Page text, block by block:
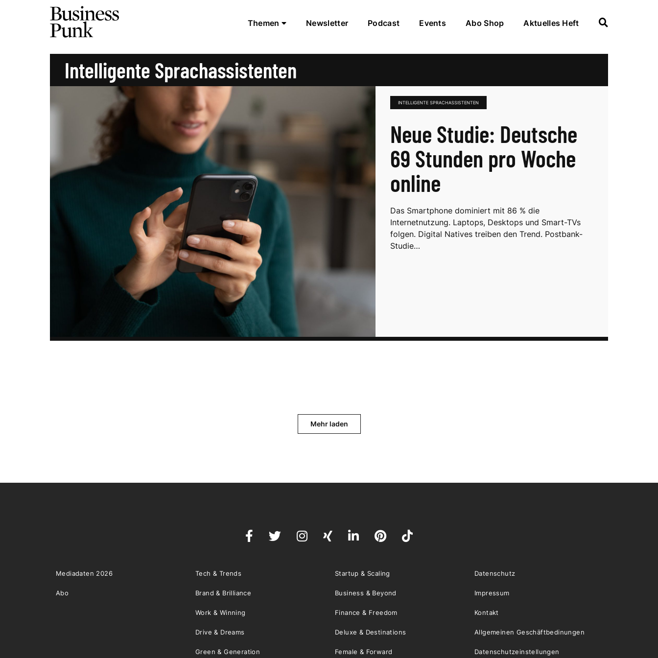
Themen Newsletter Podcast Events Abo Shop Aktuelles Heft
Intelligente Sprachassistenten
INTELLIGENTE SPRACHASSISTENTEN
Neue Studie: Deutsche
69 Stunden pro Woche
online
Das Smartphone dominiert mit 86 % die
Internetnutzung. Laptops, Desktops und Smart-TVs
folgen. Digital Natives treiben den Trend. Postbank-
Studie…
Mehr laden
Mediadaten 2026
Abo
Tech & Trends Startup & Scaling
Brand & Brilliance Business & Beyond
Work & Winning Finance & Freedom
Drive & Dreams Deluxe & Destinations
Green & Generation Female & Forward
Datenschutz
Impressum
Kontakt
Allgemeinen Geschäftbedinungen
Datenschutzeinstellungen